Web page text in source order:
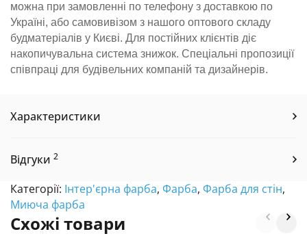
можна при замовленні по телефону з доставкою по
Україні, або самовивізом з нашого оптового складу
будматеріалів у Києві. Для постійних клієнтів діє
накопичувальна система знижок. Спеціальні пропозиції
співпраці для будівельних компаній та дизайнерів.
Характеристики
Відгуки 2
Категорії: Інтер'єрна фарба, Фарба, Фарба для стін,
Миюча фарба
Схожі товари